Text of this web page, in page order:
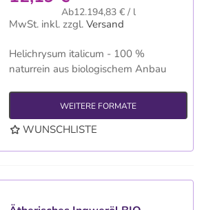
Ab12.194,83 € / l
MwSt. inkl. zzgl. Versand
Helichrysum italicum - 100 %
naturrein aus biologischem Anbau
WEITERE FORMATE
WUNSCHLISTE